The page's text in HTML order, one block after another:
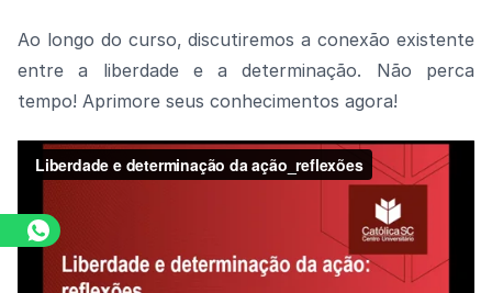
Ao longo do curso, discutiremos a conexão existente
entre a liberdade e a determinação. Não perca
tempo! Aprimore seus conhecimentos agora!
Assista o vídeo